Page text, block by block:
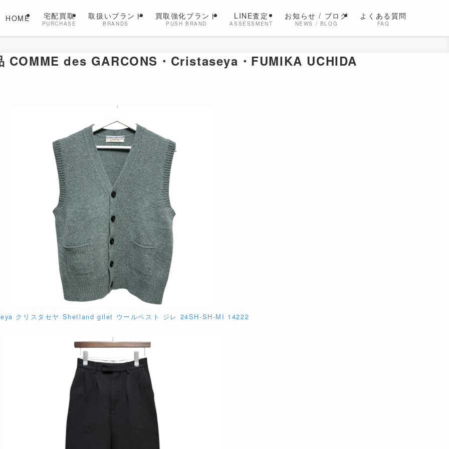
HOME 宅配買取
PURCHASE
取扱いブランド
BRANDS
買取強化ブランド
PUSH BRAND
LINE査定
ASSESSMENT
お知らせ / ブログ
NEWS / BLOG
よくある質問
FAQ
COMME des GARCONS・Cristaseya・FUMIKA UCHIDA
クリスタセヤ Shetland gilet ウールベスト ジレ 24SH-SH-MI 14222